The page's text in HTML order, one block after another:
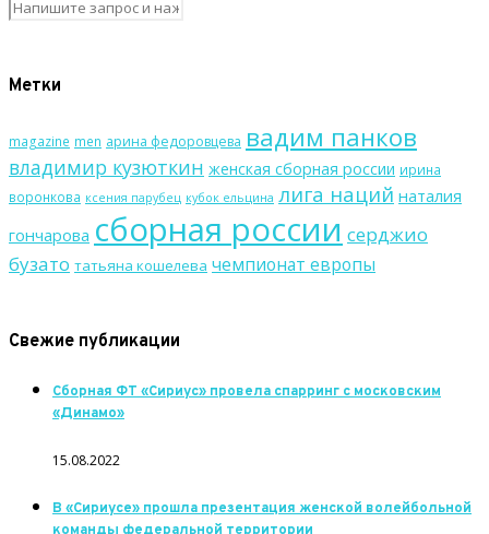
Метки
magazine men арина федоровцева вадим панков
владимир кузюткин женская сборная россии ирина
воронкова ксения парубец кубок ельцина лига наций наталия
гончарова сборная россии серджио
бузато татьяна кошелева чемпионат европы
Свежие публикации
Сборная ФТ «Сириус» провела спарринг с московским
«Динамо»
15.08.2022
В «Сириусе» прошла презентация женской волейбольной